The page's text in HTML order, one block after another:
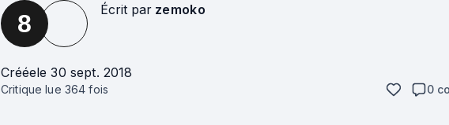
8 Écrit par zemoko
Crééele 30 sept. 2018
Critique lue 364 fois 0